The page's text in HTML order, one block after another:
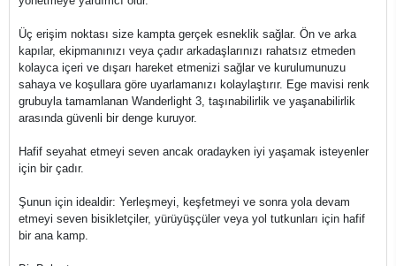
Üç erişim noktası size kampta gerçek esneklik sağlar. Ön ve arka
kapılar, ekipmanınızı veya çadır arkadaşlarınızı rahatsız etmeden
kolayca içeri ve dışarı hareket etmenizi sağlar ve kurulumunuzu
sahaya ve koşullara göre uyarlamanızı kolaylaştırır. Ege mavisi renk
grubuyla tamamlanan Wanderlight 3, taşınabilirlik ve yaşanabilirlik
arasında güvenli bir denge kuruyor.
Hafif seyahat etmeyi seven ancak oradayken iyi yaşamak isteyenler
için bir çadır.
Şunun için idealdir: Yerleşmeyi, keşfetmeyi ve sonra yola devam
etmeyi seven bisikletçiler, yürüyüşçüler veya yol tutkunları için hafif
bir ana kamp.